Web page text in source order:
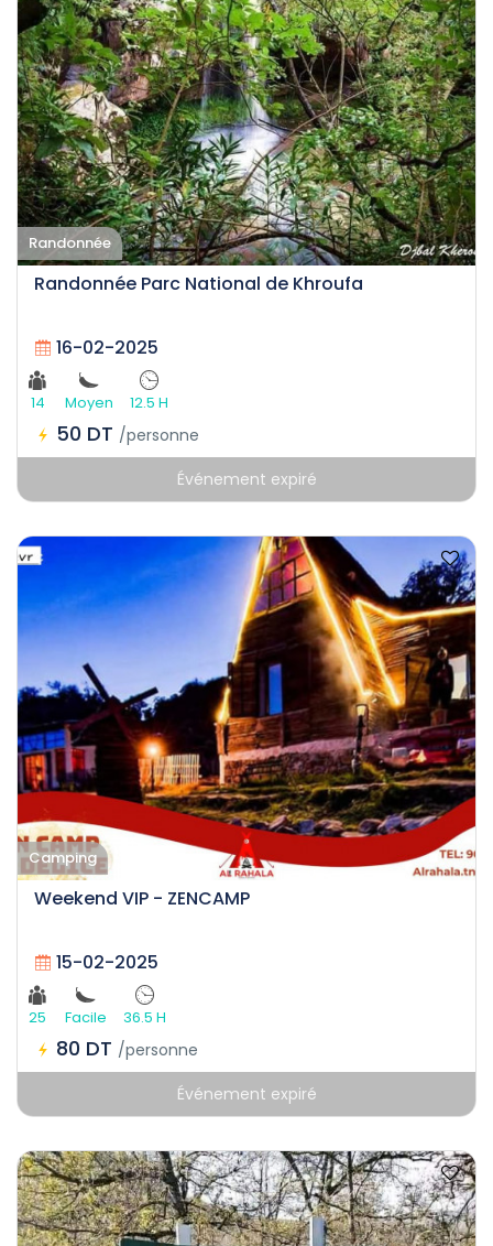
Randonnée
Randonnée Parc National de Khroufa
16-02-2025
14 Moyen 12.5 H
50 DT /personne
Événement expiré
Camping
Weekend VIP - ZENCAMP
15-02-2025
25 Facile 36.5 H
80 DT /personne
Événement expiré